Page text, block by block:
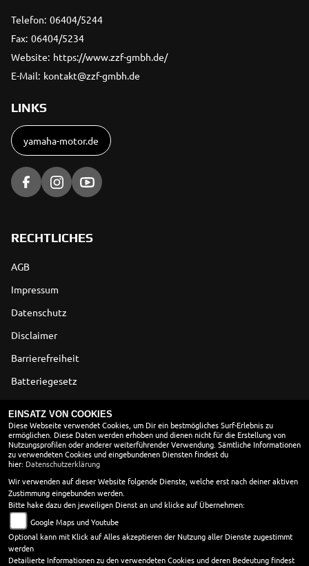
Telefon: 06404/5244
Fax: 06404/5234
Website: https://www.zzf-gmbh.de/
E-Mail: kontakt@zzf-gmbh.de
LINKS
yamaha-motor.de
RECHTLICHES
AGB
Impressum
Datenschutz
Disclaimer
Barrierefreiheit
Batteriegesetz
ÖFFNUNGSZEITEN
Montag:
geschlossen
Dienstag:
08:00 - 18:00
Mittwoch:
08:00 - 18:00
Donnerstag:
08:00 - 18:00
Freitag:
08:00 - 18:00
Samstag:
08:00 - 13:30
Sonntag:
geschlossen
EINSATZ VON COOKIES
Diese Webseite verwendet Cookies, um Dir ein bestmögliches Surf-Erlebnis zu
ermöglichen. Diese Daten werden erhoben und dienen nicht für die Erstellung von
Nutzungsprofilen oder anderer weiterführender Verwendung. Sämtliche Informationen
zu verwendeten Cookies und eingebundenen Diensten findest du
hier: Datenschutzerklärung
Wir verwenden auf dieser Website folgende Dienste, welche erst nach deiner aktiven
Zustimmung eingebunden werden.
Bitte hake dazu den jeweiligen Dienst an und klicke auf Übernehmen:
Google Maps und Youtube
Optional kann mit Klick auf Alles akzeptieren der Nutzung aller Dienste zugestimmt
werden
Detailierte Informationen zu den verwendeten Cookies und deren Bedeutung findest